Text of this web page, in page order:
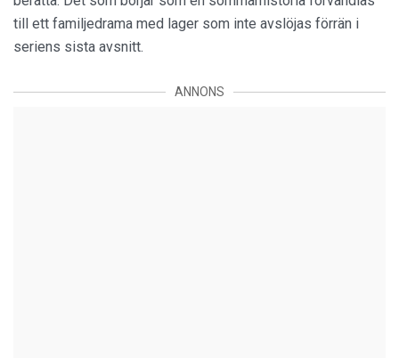
till ett familjedrama med lager som inte avslöjas förrän i
seriens sista avsnitt.
ANNONS